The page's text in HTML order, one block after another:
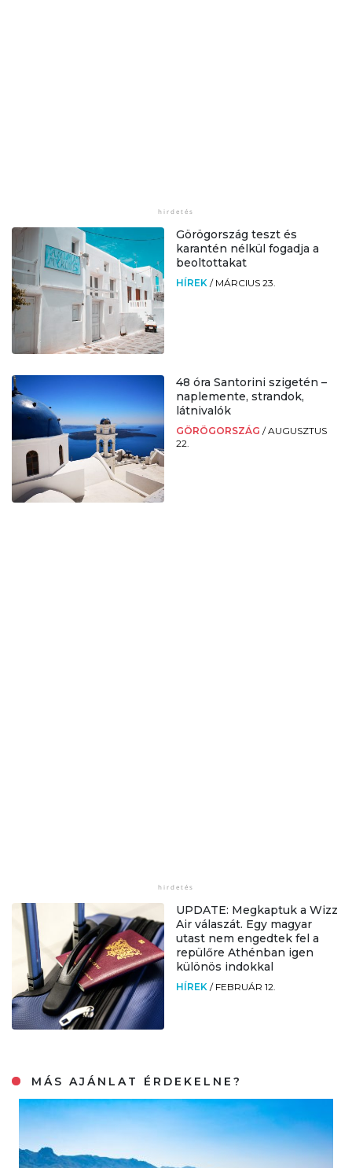
Görögország teszt és
karantén nélkül fogadja a
beoltottakat
HÍREK / MÁRCIUS 23.
48 óra Santorini szigetén –
naplemente, strandok,
látnivalók
GÖRÖGORSZÁG /AUGUSZTUS
22.
UPDATE: Megkaptuk a Wizz
Air válaszát. Egy magyar
utast nem engedtek fel a
repülőre Athénban igen
különös indokkal
HÍREK / FEBRUÁR 12.
MÁS AJÁNLAT ÉRDEKELNE?